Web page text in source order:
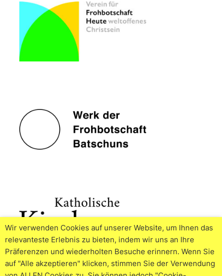
Wir verwenden Cookies auf unserer Website, um Ihnen das
relevanteste Erlebnis zu bieten, indem wir uns an Ihre
Präferenzen und wiederholten Besuche erinnern. Wenn Sie
auf "Alle akzeptieren" klicken, stimmen Sie der Verwendung